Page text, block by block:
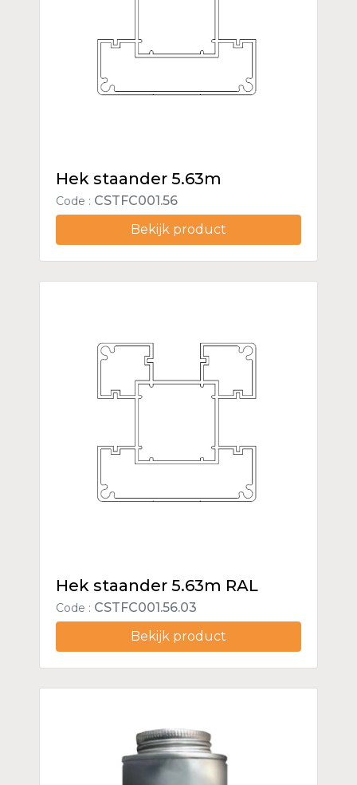
Hek staander 5.63m
Code : CSTFC001.56
Bekijk product
Hek staander 5.63m RAL
Code : CSTFC001.56.03
Bekijk product